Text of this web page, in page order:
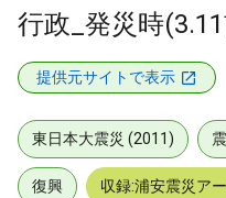
行政_発災時
提供元サイトで表示
東日本大震災 (2011)
復興 収録:浦安震災アー